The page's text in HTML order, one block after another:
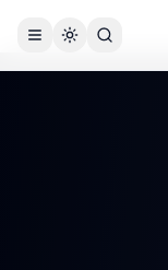
تبديل الثيم